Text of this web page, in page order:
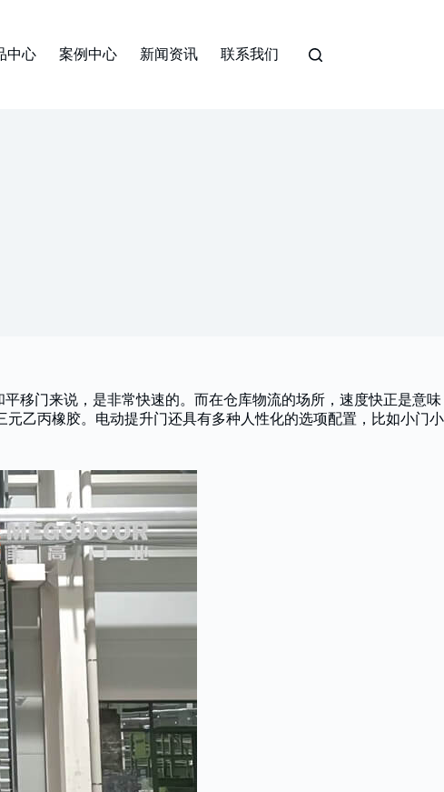
中心 案例中心 新闻资讯 联系我们
移门来说，是非常快速的。而在仓库物流的场所，速度快正是意味
乙丙橡胶。电动提升门还具有多种人性化的选项配置，比如小门小